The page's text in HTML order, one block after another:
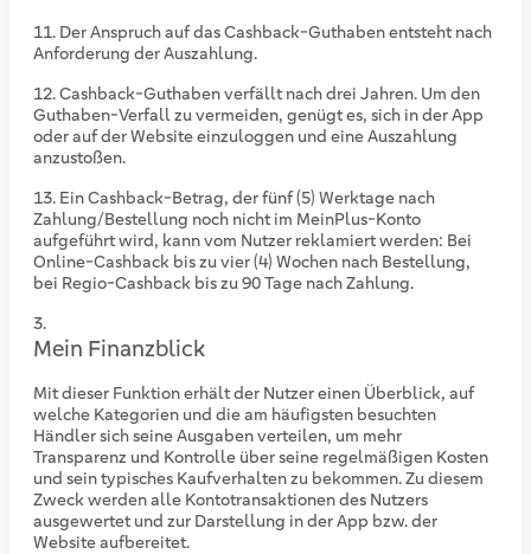
Der Anspruch auf das Cashback-Guthaben entsteht nach
Anforderung der Auszahlung.
Cashback-Guthaben verfällt nach drei Jahren. Um den
Guthaben-Verfall zu vermeiden, genügt es, sich in der App
oder auf der Website einzuloggen und eine Auszahlung
anzustoßen.
Ein Cashback-Betrag, der fünf (5) Werktage nach
Zahlung/Bestellung noch nicht im MeinPlus-Konto
aufgeführt wird, kann vom Nutzer reklamiert werden: Bei
Online-Cashback bis zu vier (4) Wochen nach Bestellung,
bei Regio-Cashback bis zu 90 Tage nach Zahlung.
Mein Finanzblick
Mit dieser Funktion erhält der Nutzer einen Überblick, auf
welche Kategorien und die am häufigsten besuchten
Händler sich seine Ausgaben verteilen, um mehr
Transparenz und Kontrolle über seine regelmäßigen Kosten
und sein typisches Kaufverhalten zu bekommen. Zu diesem
Zweck werden alle Kontotransaktionen des Nutzers
ausgewertet und zur Darstellung in der App bzw. der
Website aufbereitet.